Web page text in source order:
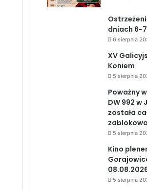
dniach 6-
6 sierpnia
XV
Koniem
5 sierpnia
Poważny
DW 992 w
została
5 sierpnia
Kino
5 sierpnia